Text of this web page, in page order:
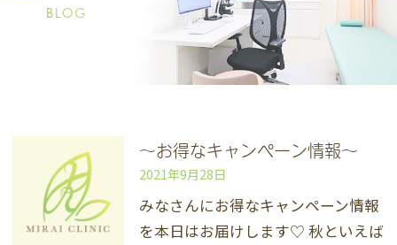
BLOG
～お得なキャンペーン情報～
2021年9月28日
みなさんにお得なキャンペーン情報
を本日はお届けします♡ 秋といえば